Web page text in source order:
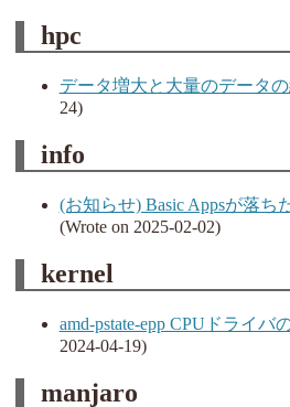
hpc
データ増大と大量のデータ
24)
info
(お知らせ) Basic Appsが落ち
(Wrote on 2025-02-02)
kernel
amd-pstate-epp CPUドライバ
2024-04-19)
manjaro